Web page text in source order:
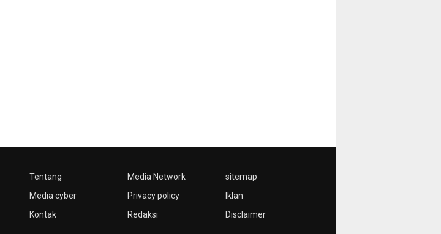
Tentang
Media cyber
Kontak
Media Network
Privacy policy
Redaksi
sitemap
Iklan
Disclaimer